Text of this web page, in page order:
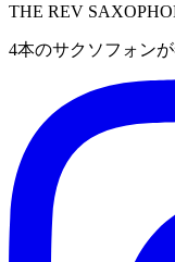
THE REV
4本のサクソフォン